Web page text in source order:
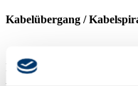
Kabelübergang /
Robuste Edelstahlspiralen in